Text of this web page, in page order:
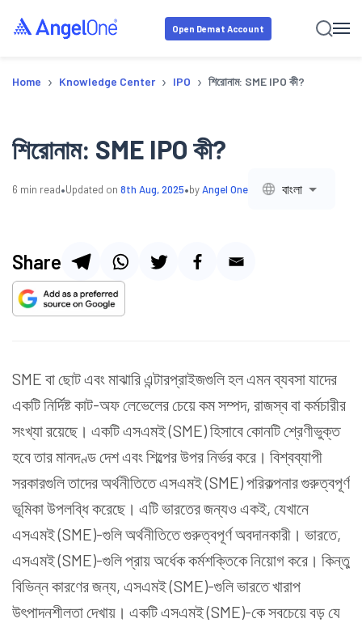
Open Demat Account
Home › Knowledge Center › IPO › শিরোনাম: SME IPO কী?
শিরোনাম: SME IPO কী?
6 min read•Updated on 8th Aug, 2025•byAngel One বাংলা
Share
SME বা ছোট এবং মাঝারি এন্টারপ্রাইজগুলি হল এমন ব্যবসা যাদের
একটি নির্দিষ্ট কাট-অফ লেভেলের চেয়ে কম সম্পদ, রাজস্ব বা কর্মচারীর
সংখ্যা রয়েছে। একটি এসএমই (SME) হিসাবে কোনটি শ্রেণীভুক্ত
হবে তার মানদণ্ড দেশ এবং শিল্পের উপর নির্ভর করে। বিশ্বব্যাপী
সরকারগুলি তাদের অর্থনীতিতে এসএমই (SME) পরিকল্পনার গুরুত্বপূর্ণ
ভূমিকা উপলব্ধি করেছে। এটি ভারতের জন্যও একই, যেখানে
এসএমই (SME)-গুলি অর্থনীতিতে গুরুত্বপূর্ণ অবদানকারী। ভারতে,
এসএমই (SME)-গুলি প্রায় অর্ধেক কর্মশক্তিকে নিয়োগ করে। কিন্তু
বিভিন্ন কারণের জন্য, এসএমই (SME)-গুলি ভারতে খারাপ
উৎপাদনশীলতা দেখায়। একটি এসএমই (SME)-কে সবচেয়ে বড় যে